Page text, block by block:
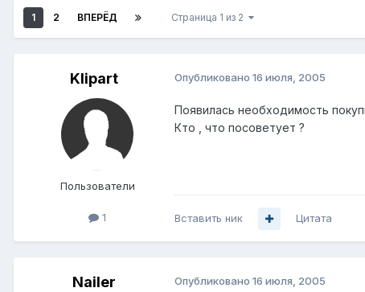
1 2 ВПЕРЁД Страница 1 из 2
Klipart
Пользователи
1
Опубликовано 16 июля, 2005
Появилась необходимость
Кто , что посоветует ?
Вставить ник Цитата
Nailer Опубликовано 16 июля, 2005